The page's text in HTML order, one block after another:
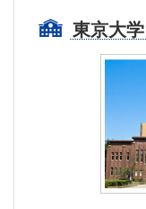
東京大学